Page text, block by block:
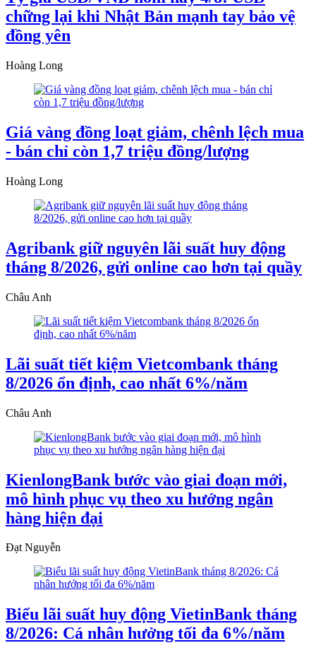
chững lại khi Nhật Bản mạnh tay bảo vệ
đồng yên
Hoàng Long
Giá vàng đồng loạt giảm, chênh lệch mua
- bán chỉ còn 1,7 triệu đồng/lượng
Hoàng Long
Agribank giữ nguyên lãi suất huy động
tháng 8/2026, gửi online cao hơn tại quầy
Châu Anh
Lãi suất tiết kiệm Vietcombank tháng
8/2026 ổn định, cao nhất 6%/năm
Châu Anh
KienlongBank bước vào giai đoạn mới,
mô hình phục vụ theo xu hướng ngân
hàng hiện đại
Đạt Nguyễn
Biểu lãi suất huy động VietinBank tháng
8/2026: Cá nhân hưởng tối đa 6%/năm